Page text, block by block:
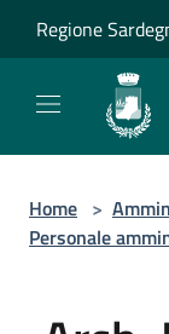
Regione
Home >
Personale